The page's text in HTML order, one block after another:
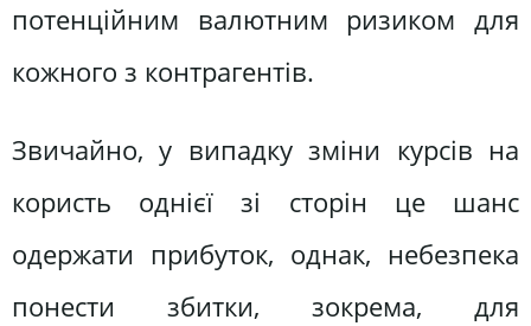
потенційним валютним ризиком для
кожного з контрагентів.
Звичайно, у випадку зміни курсів на
користь однієї зі сторін це шанс
одержати прибуток, однак, небезпека
понести збитки, зокрема, для